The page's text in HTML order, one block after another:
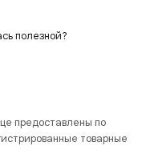
полезной?
предоставлены по
товарные